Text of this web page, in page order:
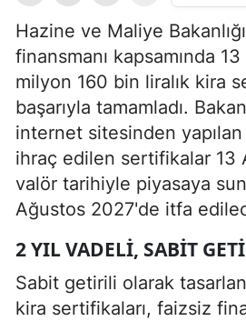
Hazine ve Maliye
finansmanı kapsamında
milyon 160 bin liralık kira
başarıyla tamamladı.
internet sitesinden
ihraç edilen sertifikalar 13
valör tarihiyle piyasaya
Ağustos 2027'de itfa
2 YIL VADELI, SABIT
Sabit getirili olarak
kira sertifikaları, faizsiz